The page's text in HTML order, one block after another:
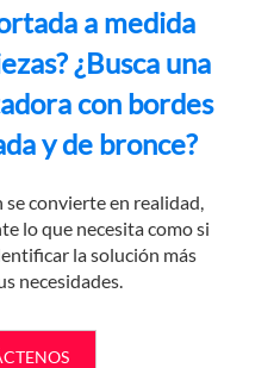
a medida
¿Busca una
con bordes
y de bronce?
convierte en realidad,
lo que necesita como si
la solución más
necesidades.